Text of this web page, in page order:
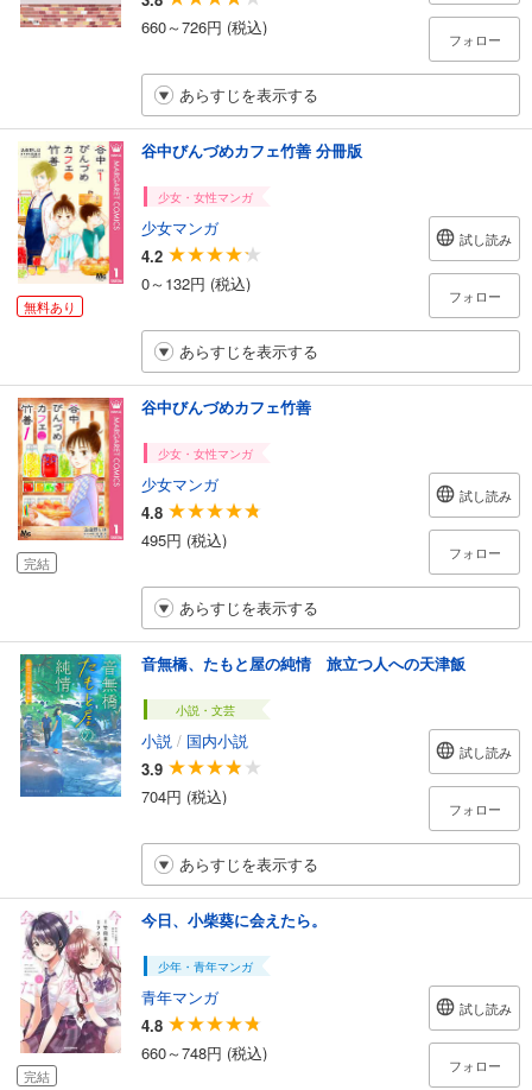
660～726円 (税込)
フォロー
あらすじを表示する
無料あり
谷中びんづめカフェ竹善 分冊版
少女・女性マンガ
少女マンガ
4.2
0～132円 (税込)
試し読み
フォロー
あらすじを表示する
完結
谷中びんづめカフェ竹善
少女・女性マンガ
少女マンガ
4.8
495円 (税込)
試し読み
フォロー
あらすじを表示する
音無橋、たもと屋の純情 旅立つ人への天津飯
小説・文芸
小説 / 国内小説
3.9
704円 (税込)
試し読み
フォロー
あらすじを表示する
完結
今日、小柴葵に会えたら。
少年・青年マンガ
青年マンガ
4.8
660～748円 (税込)
試し読み
フォロー